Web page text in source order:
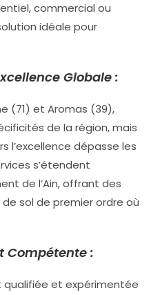
commercial ou
idéale pour
Globale :
(71) et Aromas (39),
de la région, mais
l’excellence dépasse les
s’étendent
de l’Ain, offrant des
sol de premier ordre où
Compétente :
et expérimentée